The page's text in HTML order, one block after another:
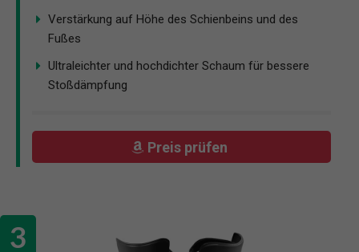
Verstärkung auf Höhe des Schienbeins und des
Fußes
Ultraleichter und hochdichter Schaum für bessere
Stoßdämpfung
Preis prüfen